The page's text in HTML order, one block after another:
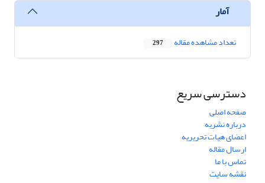
آمار
تعداد مشاهده مقاله 297
دسترسی سریع
صفحه اصلی
درباره نشریه
اعضای هیات تحریریه
ارسال مقاله
تماس با ما
نقشه سایت